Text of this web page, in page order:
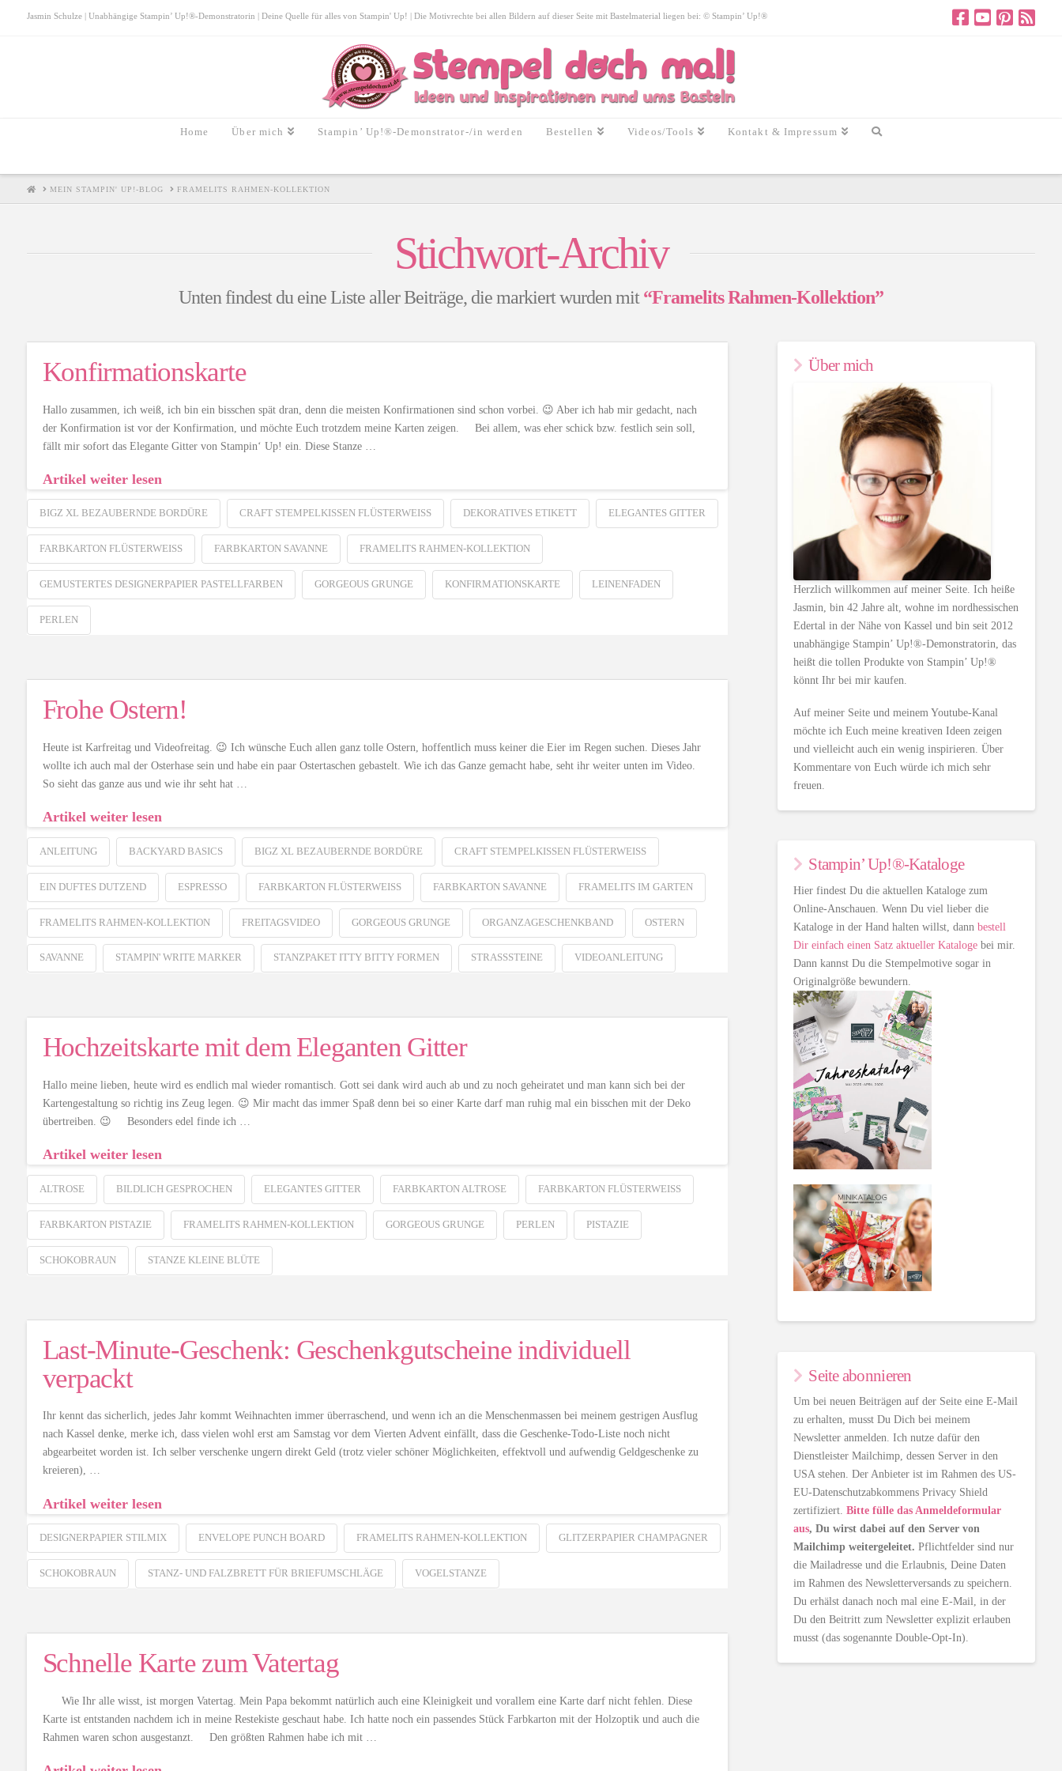
Jasmin Schulze | Unabhängige Stampin’ Up!®-Demonstratorin | Deine Quelle für alles von Stampin' Up! | Die Motivrechte bei allen Bildern auf dieser Seite mit Bastelmaterial liegen bei: © Stampin’ Up!®
Home Über mich Stampin’ Up!®-Demonstrator-/in werden Bestellen Videos/Tools Kontakt & Impressum
HOMEMEIN STAMPIN' UP!-BLOG FRAMELITS RAHMEN-KOLLEKTION
Stichwort-Archiv
Unten findest du eine Liste aller Beiträge, die markiert wurden mit“Framelits Rahmen-Kollektion”
Konfirmationskarte
Hallo zusammen, ich weiß, ich bin ein bisschen spät dran, denn die meisten Konfirmationen sind schon vorbei. 😉 Aber ich hab mir gedacht, nach
der Konfirmation ist vor der Konfirmation, und möchte Euch trotzdem meine Karten zeigen. Bei allem, was eher schick bzw. festlich sein soll,
fällt mir sofort das Elegante Gitter von Stampin‘ Up! ein. Diese Stanze …
Artikel weiter lesen
BIGZ XL BEZAUBERNDE BORDÜRE CRAFT STEMPELKISSEN FLÜSTERWEISS DEKORATIVES ETIKETT ELEGANTES GITTER
FARBKARTON FLÜSTERWEISS FARBKARTON SAVANNE FRAMELITS RAHMEN-KOLLEKTION
GEMUSTERTES DESIGNERPAPIER PASTELLFARBEN GORGEOUS GRUNGE KONFIRMATIONSKARTE LEINENFADEN
PERLEN
Frohe Ostern!
Heute ist Karfreitag und Videofreitag. 😉 Ich wünsche Euch allen ganz tolle Ostern, hoffentlich muss keiner die Eier im Regen suchen. Dieses Jahr
wollte ich auch mal der Osterhase sein und habe ein paar Ostertaschen gebastelt. Wie ich das Ganze gemacht habe, seht ihr weiter unten im Video.
So sieht das ganze aus und wie ihr seht hat …
Artikel weiter lesen
ANLEITUNG BACKYARD BASICS BIGZ XL BEZAUBERNDE BORDÜRE CRAFT STEMPELKISSEN FLÜSTERWEISS
EIN DUFTES DUTZEND ESPRESSO FARBKARTON FLÜSTERWEISS FARBKARTON SAVANNE FRAMELITS IM GARTEN
FRAMELITS RAHMEN-KOLLEKTION FREITAGSVIDEO GORGEOUS GRUNGE ORGANZAGESCHENKBAND OSTERN
SAVANNE STAMPIN' WRITE MARKER STANZPAKET ITTY BITTY FORMEN STRASSSTEINE VIDEOANLEITUNG
Hochzeitskarte mit dem Eleganten Gitter
Hallo meine lieben, heute wird es endlich mal wieder romantisch. Gott sei dank wird auch ab und zu noch geheiratet und man kann sich bei der
Kartengestaltung so richtig ins Zeug legen. 😉 Mir macht das immer Spaß denn bei so einer Karte darf man ruhig mal ein bisschen mit der Deko
übertreiben. 😉 Besonders edel finde ich …
Artikel weiter lesen
ALTROSE BILDLICH GESPROCHEN ELEGANTES GITTER FARBKARTON ALTROSE FARBKARTON FLÜSTERWEISS
FARBKARTON PISTAZIE FRAMELITS RAHMEN-KOLLEKTION GORGEOUS GRUNGE PERLEN PISTAZIE
SCHOKOBRAUN STANZE KLEINE BLÜTE
Last-Minute-Geschenk: Geschenkgutscheine individuell
verpackt
Ihr kennt das sicherlich, jedes Jahr kommt Weihnachten immer überraschend, und wenn ich an die Menschenmassen bei meinem gestrigen Ausflug
nach Kassel denke, merke ich, dass vielen wohl erst am Samstag vor dem Vierten Advent einfällt, dass die Geschenke-Todo-Liste noch nicht
abgearbeitet worden ist. Ich selber verschenke ungern direkt Geld (trotz vieler schöner Möglichkeiten, effektvoll und aufwendig Geldgeschenke zu
kreieren), …
Artikel weiter lesen
DESIGNERPAPIER STILMIX ENVELOPE PUNCH BOARD FRAMELITS RAHMEN-KOLLEKTION GLITZERPAPIER CHAMPAGNER
SCHOKOBRAUN STANZ- UND FALZBRETT FÜR BRIEFUMSCHLÄGE VOGELSTANZE
Schnelle Karte zum Vatertag
Wie Ihr alle wisst, ist morgen Vatertag. Mein Papa bekommt natürlich auch eine Kleinigkeit und vorallem eine Karte darf nicht fehlen. Diese
Karte ist entstanden nachdem ich in meine Restekiste geschaut habe. Ich hatte noch ein passendes Stück Farbkarton mit der Holzoptik und auch die
Rahmen waren schon ausgestanzt. Den größten Rahmen habe ich mit …
Über mich
Herzlich willkommen auf meiner Seite. Ich heiße
Jasmin, bin 42 Jahre alt, wohne im nordhessischen
Edertal in der Nähe von Kassel und bin seit 2012
unabhängige Stampin’ Up!®-Demonstratorin, das
heißt die tollen Produkte von Stampin’ Up!®
könnt Ihr bei mir kaufen.
Auf meiner Seite und meinem Youtube-Kanal
möchte ich Euch meine kreativen Ideen zeigen
und vielleicht auch ein wenig inspirieren. Über
Kommentare von Euch würde ich mich sehr
freuen.
Stampin’ Up!®-Kataloge
Hier findest Du die aktuellen Kataloge zum
Online-Anschauen. Wenn Du viel lieber die
Kataloge in der Hand halten willst, dannbestell
Dir einfach einen Satz aktueller Kataloge bei mir.
Dann kannst Du die Stempelmotive sogar in
Originalgröße bewundern.
Seite abonnieren
Um bei neuen Beiträgen auf der Seite eine E-Mail
zu erhalten, musst Du Dich bei meinem
Newsletter anmelden. Ich nutze dafür den
Dienstleister Mailchimp, dessen Server in den
USA stehen. Der Anbieter ist im Rahmen des US-
EU-Datenschutzabkommens Privacy Shield
zertifiziert.Bitte fülle das Anmeldeformular
aus, Du wirst dabei auf den Server von
Mailchimp weitergeleitet. Pflichtfelder sind nur
die Mailadresse und die Erlaubnis, Deine Daten
im Rahmen des Newsletterversands zu speichern.
Du erhälst danach noch mal eine E-Mail, in der
Du den Beitritt zum Newsletter explizit erlauben
musst (das sogenannte Double-Opt-In).